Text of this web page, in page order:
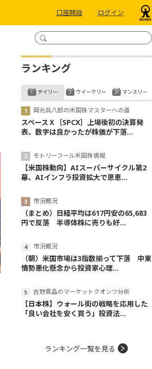
口座開設 ログイン
ランキング
デイリー
岡元兵八郎の米国株マスターへの道
スペースＸ［SPCX］上場後初の決算発
表、数字は良かったが株価が下落...
モトリーフール米国株情報
【米国株動向】AIスーパーサイクル第2
幕、AIインフラ投資拡大で恩恵...
市況概況
（まとめ）日経平均は617円安の65,683
円で反落 半導体株に売りも好...
市況概況
（朝）米国市場は3指数揃って下落 中東
情勢悪化懸念から投資家心理...
吉野貴晶のマーケットクオンツ分析
【日本株】ウォール街の戦略を応用した
「良い会社を安く買う」投資法...
ウイークリー マンスリー
ランキング一覧を見る